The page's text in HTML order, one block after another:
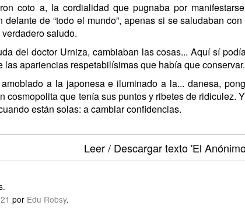
coto a, la cordialidad que pugnaba por
delante de “todo el mundo”, apenas si se saludaban
saludo.
del doctor Urniza, cambiaban las cosas... Aquí sí
las apariencias respetabilísimas que había que conservar.
a la japonesa e iluminado a la... danesa,
cosmopolita que tenía sus puntos y ribetes de ridiculez.
están solas: a cambiar confidencias.
Leer / Descargar texto'El
por Edu Robsy.